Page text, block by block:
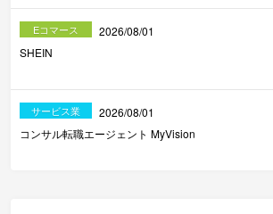
Eコマース
2026/08/01
SHEIN
サービス業
2026/08/01
コンサル転職エージェント MyVision